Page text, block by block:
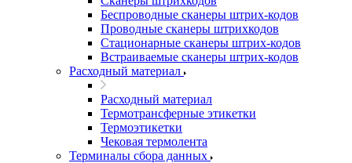
Беспроводные сканеры штрих-кодов
Проводные сканеры штрихкодов
Стационарные сканеры штрих-кодов
Встраиваемые сканеры штрих-кодов
Расходный материал
Расходный материал
Термотрансферные этикетки
Термоэтикетки
Чековая термолента
Терминалы сбора данных